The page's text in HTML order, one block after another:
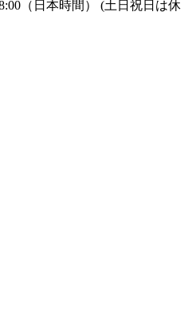
（日本時間） (土日祝日は休